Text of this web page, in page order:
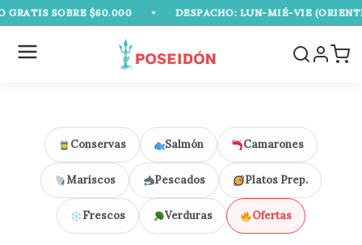
Ir
al
contenido
SOBRE $60.000 • DESPACHO: LUN-MIÉ-VIE (ORIENTE Y
Conservas Salmón Camarones
Mariscos Pescados Platos Prep.
Frescos Verduras Ofertas